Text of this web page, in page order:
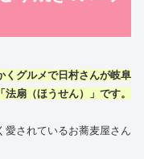
くグルメで日村さんが岐阜
法扇 （ほうせん）」です。
愛されているお蕎麦屋さん